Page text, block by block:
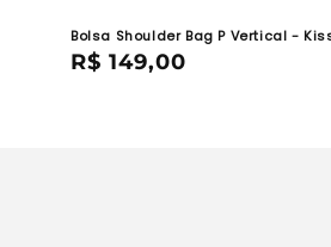
Bolsa Shoulder Bag P Vertical -
Preço
R$ 149,00